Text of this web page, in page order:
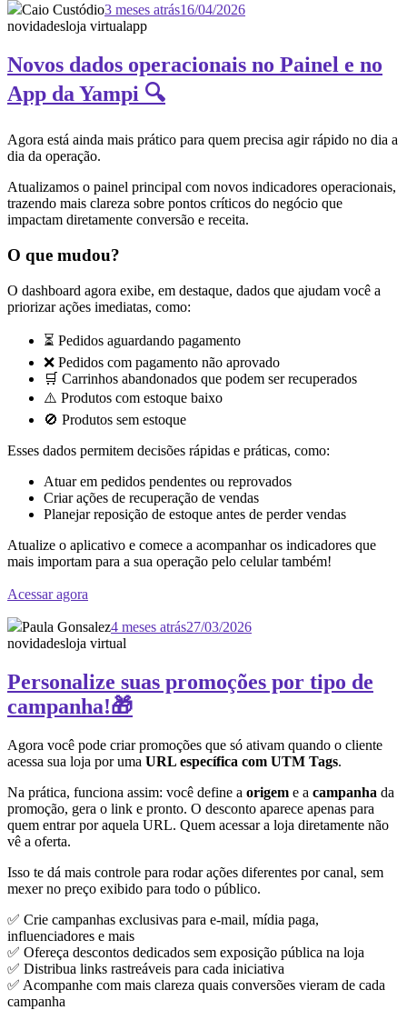
Caio Custódio3 meses atrás16/04/2026
novidadesloja virtualapp
Novos dados operacionais no Painel e no
App da Yampi 🔍
Agora está ainda mais prático para quem precisa agir rápido no dia a
dia da operação.
Atualizamos o painel principal com novos indicadores operacionais,
trazendo mais clareza sobre pontos críticos do negócio que
impactam diretamente conversão e receita.
O que mudou?
O dashboard agora exibe, em destaque, dados que ajudam você a
priorizar ações imediatas, como:
⏳ Pedidos aguardando pagamento
❌ Pedidos com pagamento não aprovado
🛒 Carrinhos abandonados que podem ser recuperados
⚠️ Produtos com estoque baixo
🚫 Produtos sem estoque
Esses dados permitem decisões rápidas e práticas, como:
Atuar em pedidos pendentes ou reprovados
Criar ações de recuperação de vendas
Planejar reposição de estoque antes de perder vendas
Atualize o aplicativo e comece a acompanhar os indicadores que
mais importam para a sua operação pelo celular também!
Acessar agora
Paula Gonsalez4 meses atrás27/03/2026
novidadesloja virtual
Personalize suas promoções por tipo de
campanha!🎁
Agora você pode criar promoções que só ativam quando o cliente
acessa sua loja por uma URL específica com UTM Tags.
Na prática, funciona assim: você define a origem e a campanha da
promoção, gera o link e pronto. O desconto aparece apenas para
quem entrar por aquela URL. Quem acessar a loja diretamente não
vê a oferta.
Isso te dá mais controle para rodar ações diferentes por canal, sem
mexer no preço exibido para todo o público.
✅ Crie campanhas exclusivas para e-mail, mídia paga,
influenciadores e mais
✅ Ofereça descontos dedicados sem exposição pública na loja
✅ Distribua links rastreáveis para cada iniciativa
✅ Acompanhe com mais clareza quais conversões vieram de cada
campanha